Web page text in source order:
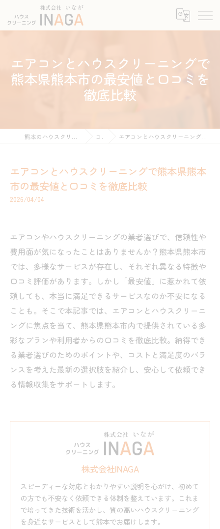
エアコンとハウスクリーニングで
熊本県熊本市の最安値と口コミを
徹底比較
熊本のハウスクリーニングなら株式会社INAGA コラム エアコンとハウスクリーニングで熊本県熊本市の最安値と口コミを徹底比較
エアコンとハウスクリーニングで熊本県熊本
市の最安値と口コミを徹底比較
2026/04/04
エアコンやハウスクリーニングの業者選びで、信頼性や
費用面が気になったことはありませんか？熊本県熊本市
では、多様なサービスが存在し、それぞれ異なる特徴や
口コミ評価があります。しかし「最安値」に惹かれて依
頼しても、本当に満足できるサービスなのか不安になる
ことも。そこで本記事では、エアコンとハウスクリーニ
ングに焦点を当て、熊本県熊本市内で提供されている多
彩なプランや利用者からの口コミを徹底比較。納得でき
る業者選びのためのポイントや、コストと満足度のバラ
ンスを考えた最新の選択肢を紹介し、安心して依頼でき
る情報収集をサポートします。
株式会社INAGA
スピーディーな対応とわかりやすい説明を心がけ、初めて
の方でも不安なく依頼できる体制を整えています。これま
で培ってきた技術を活かし、質の高いハウスクリーニング
を身近なサービスとして熊本でお届けします。